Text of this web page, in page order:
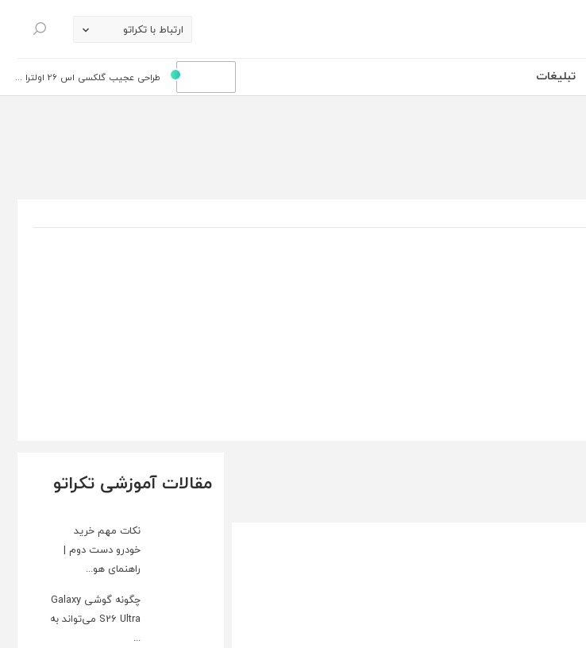
ارتباط با تکراتو
جستجو
تبلیغات طراحی عجیب گلکسی اس 26 اولترا ...
مقالات آموزشی تکراتو
نکات مهم خرید
خودرو دست دوم |
راهنمای هو...
چگونه گوشی Galaxy
S26 Ultra می‌تواند به
...